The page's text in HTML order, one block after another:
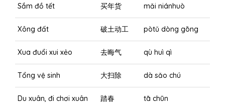
Sắm đồ tết 买年货 mǎi niánhuò
Xông đất 破土动工 pòtǔ dòng gōng
Xua đuổi xui xẻo 去晦气 qù huì qì
Tổng vệ sinh 大扫除 dà sǎo chú
Du xuân, đi chơi xuân 踏春 tā chūn